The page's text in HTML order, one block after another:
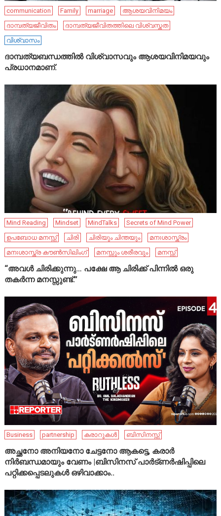
communication Family marriage
ആശയവിനിമയം
ദാമ്പത്യജീവിതം
ദാമ്പത്യജീവിതത്തിലെ വിശ്വസ്തത
വിശ്വാസം
ദാമ്പത്യബന്ധത്തിൽ വിശ്വാസവും ആശയവിനിമയവും
പ്രധാനമാണ്.
Mind Reading Mindset MindTalks
Secrets of Mind Power
ഉപബോധ മനസ്സ്
ചിരി ചിരിയും ചിന്തയും
മനഃശാസ്ത്രം
മനഃശാസ്ത്ര കൗൺസിലിംഗ്
മനസ്സും ശരീരവും മനസ്സ്
“അവൾ ചിരിക്കുന്നു… പക്ഷേ ആ ചിരിക്ക് പിന്നിൽ ഒരു
തകർന്ന മനസ്സുണ്ട്.”
Business partnership കരാറുകൾ ബിസിനസ്സ്
അച്ഛനോ അനിയനോ ചേട്ടനോ ആകട്ടെ, കരാർ
നിർബന്ധമായും വേണം |ബിസിനസ് പാർട്ണർഷിപ്പിലെ
പറ്റിക്കപ്പെടലുകൾ ഒഴിവാക്കാം..